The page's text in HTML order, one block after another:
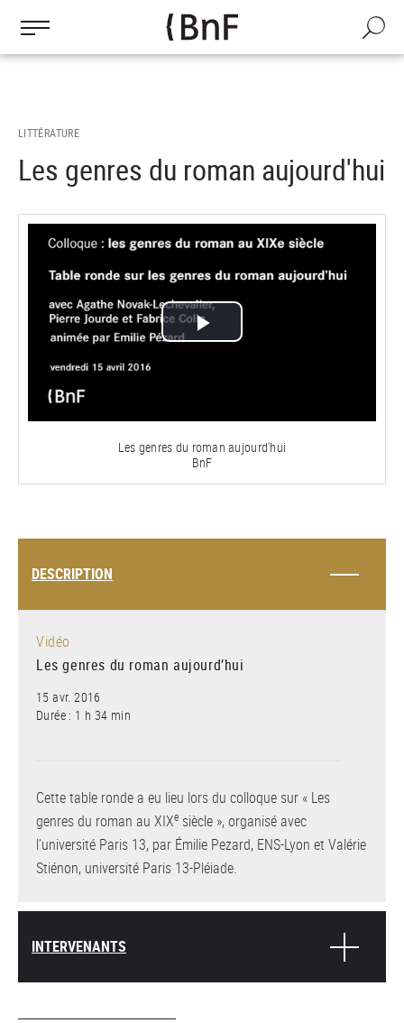
contenu
Recherche
LITTÉRATURE
Les genres du roman aujourd'hui
Lire
vidéo
Les genres du roman aujourd'hui
BnF
DESCRIPTION
Vidéo
Les genres du roman aujourd’hui
15 avr. 2016
Durée : 1 h 34 min
Cette table ronde a eu lieu lors du colloque sur « Les
genres du roman au XIXe siècle », organisé avec
l’université Paris 13, par Émilie Pezard, ENS-Lyon et Valérie
Stiénon, université Paris 13-Pléiade.
INTERVENANTS